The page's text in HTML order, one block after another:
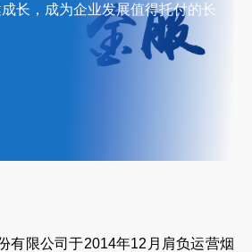
长，成为企业发展值得托付的长
有限公司于2014年12月肩负运营烟